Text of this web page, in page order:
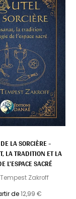
LA SORCIÈRE -
LA TRADITION ET LA
L'ESPACE SACRÉ
Zakroff
de12,99 €